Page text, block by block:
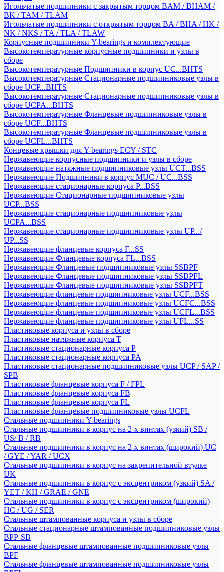
Игольчатые подшипники с закрытым торцом BAM / BHAM /
BK / TAM / TLAM
Игольчатые подшипники с открытым торцом BA / BHA / HK /
NK / NKS / TA / TLA / TLAW
Корпусные подшипники Y-bearings и комплектующие
Высокотемпературные корпусные подшипники и узлы в
сборе
Высокотемпературные Подшипники в корпус UC...BHTS
Высокотемпературные Стационарные подшипниковые узлы в
сборе UCP...BHTS
Высокотемпературные Стационарные подшипниковые узлы в
сборе UCPA...BHTS
Высокотемпературные Фланцевые подшипниковые узлы в
сборе UCF...BHTS
Высокотемпературные Фланцевые подшипниковые узлы в
сборе UCFL...BHTS
Концевые крышки для Y-bearings ECY / STC
Нержавеющие корпусные подшипники и узлы в сборе
Нержавеющие натяжные подшипниковые узлы UCT...BSS
Нержавеющие Подшипники в корпус MUC / UC...BSS
Нержавеющие стационарные корпуса P...BSS
Нержавеющие Стационарные подшипниковые узлы
UCP...BSS
Нержавеющие стационарные подшипниковые узлы
UCPA...BSS
Нержавеющие стационарные подшипниковые узлы UP.../
UP...SS
Нержавеющие фланцевые корпуса F...SS
Нержавеющие Фланцевые корпуса FL...BSS
Нержавеющие Фланцевые подшипниковые узлы SSBPF
Нержавеющие Фланцевые подшипниковые узлы SSBPFL
Нержавеющие Фланцевые подшипниковые узлы SSBPFT
Нержавеющие фланцевые подшипниковые узлы UCF...BSS
Нержавеющие фланцевые подшипниковые узлы UCFC...BSS
Нержавеющие фланцевые подшипниковые узлы UCFL...BSS
Нержавеющие фланцевые подшипниковые узлы UFL...SS
Пластиковые корпуса и узлы в сборе
Пластиковые натяжные корпуса T
Пластиковые стационарные корпуса P
Пластиковые стационарные корпуса PA
Пластиковые стационарные подшипниковые узлы UCP / SAP /
SPB
Пластиковые фланцевые корпуса F / FPL
Пластиковые фланцевые корпуса FB
Пластиковые фланцевые корпуса FL
Пластиковые фланцевые подшипниковые узлы UCFL
Стальные подшипники Y-bearings
Стальные подшипники в корпус на 2-х винтах (узкий) SB /
US/ B / RB
Стальные подшипники в корпус на 2-х винтах (широкий) UC
/ GYE / YAR / UCX
Стальные подшипники в корпус на закрепительной втулке
UK
Стальные подшипники в корпус с эксцентриком (узкий) SA /
YET / KH / GRAE / GNE
Стальные подшипники в корпус с эксцентриком (широкий)
HC / UG / SER
Стальные штампованные корпуса и узлы в сборе
Стальные стационарные штампованные подшипниковые узлы
BPP-SB
Стальные фланцевые штампованные подшипниковые узлы
BPF
Стальные фланцевые штампованные подшипниковые узлы